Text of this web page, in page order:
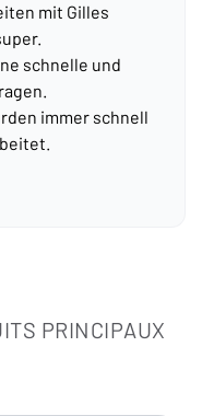
mit Gilles
schnelle und
immer schnell
PRINCIPAUX